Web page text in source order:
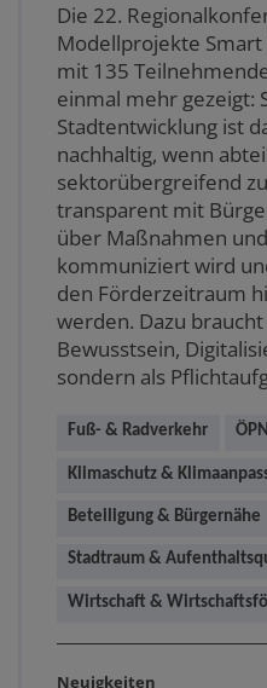
Die 22.
Modellprojekte Smart
mit 135
einmal mehr gezeigt:
Stadtentwicklung ist
nachhaltig, wenn
sektorübergreifend
transparent mit
über Maßnahmen
kommuniziert wird
den Förderzeitraum
werden. Dazu
Bewusstsein,
sondern als
Fuß- & Radverkehr
Klimaschutz &
Beteiligung & Bürgernähe
Stadtraum &
Wirtschaft &
Neuigkeiten